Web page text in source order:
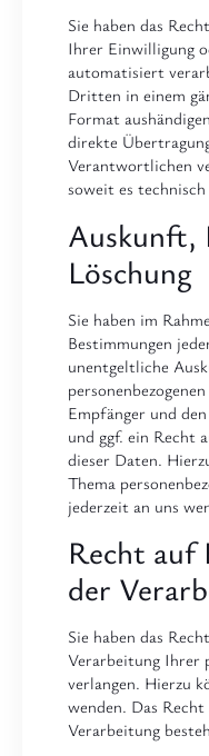
Sie haben das
Ihrer Einwilligung
automatisiert
Dritten in einem
Format
direkte
Verantwortlichen
soweit es
Auskunft,
Löschung
Sie haben im
Bestimmungen
unentgeltliche
Empfänger und
und ggf. ein Recht
dieser Daten.
Thema
jederzeit an uns
Recht auf
der
Sie haben das
Verarbeitung Ihrer
verlangen. Hierzu
wenden. Das
Verarbeitung